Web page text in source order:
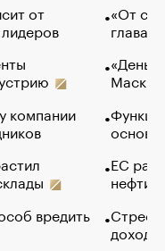
от
компании
вредить
«От
глава
Маск в
основ
ЕС
нефти